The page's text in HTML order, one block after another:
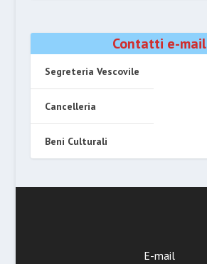
Contatti e-mail
Segreteria Vescovile
Cancelleria
Beni Culturali
E-mail